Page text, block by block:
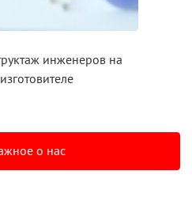
инженеров на
о нас